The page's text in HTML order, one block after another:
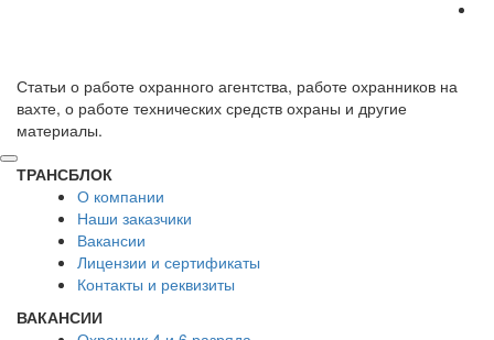
Статьи о работе охранного агентства, работе охранников на
вахте, о работе технических средств охраны и другие
материалы.
ТРАНСБЛОК
О компании
Наши заказчики
Вакансии
Лицензии и сертификаты
Контакты и реквизиты
ВАКАНСИИ